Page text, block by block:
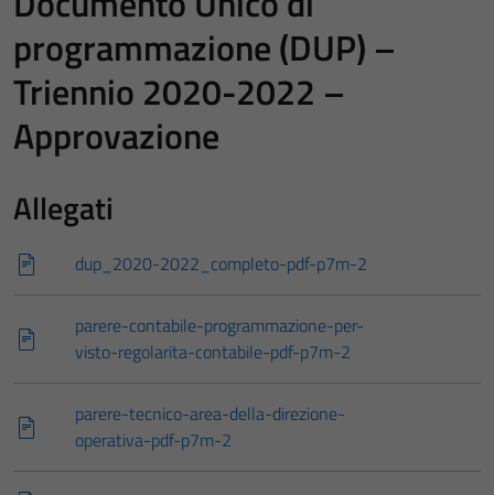
programmazione (DUP) –
Triennio 2020-2022 –
Approvazione
Allegati
dup_2020-2022_completo-pdf-p7m-2
parere-contabile-programmazione-per-
visto-regolarita-contabile-pdf-p7m-2
parere-tecnico-area-della-direzione-
operativa-pdf-p7m-2